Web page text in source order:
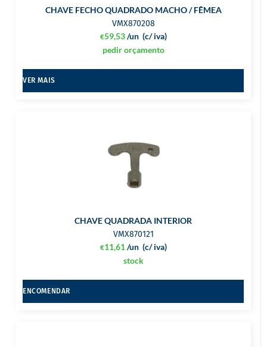
CHAVE FECHO QUADRADO MACHO / FÊMEA
VMX870208
€59,53 (c/ iva)
/un
pedir orçamento
VER MAIS
CHAVE QUADRADA INTERIOR
VMX870121
€11,61 (c/ iva)
/un
stock
ENCOMENDAR